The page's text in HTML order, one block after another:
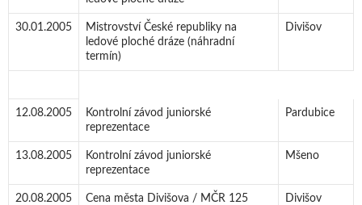
30.01.2005
Mistrovství České republiky na
ledové ploché dráze (náhradní
termín)
Divišov
12.08.2005
Kontrolní závod juniorské
reprezentace
Pardubice
13.08.2005
Kontrolní závod juniorské
reprezentace
Mšeno
20.08.2005
Cena města Divišova / MČR 125
Divišov